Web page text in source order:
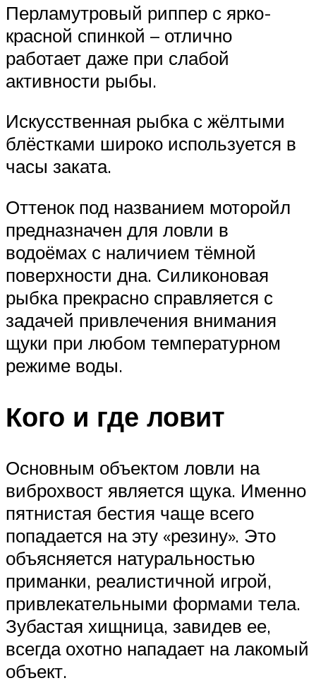
Перламутровый риппер с ярко-
красной спинкой – отлично
работает даже при слабой
активности рыбы.
Искусственная рыбка с жёлтыми
блёстками широко используется в
часы заката.
Оттенок под названием моторойл
предназначен для ловли в
водоёмах с наличием тёмной
поверхности дна. Силиконовая
рыбка прекрасно справляется с
задачей привлечения внимания
щуки при любом температурном
режиме воды.
Кого и где ловит
Основным объектом ловли на
виброхвост является щука. Именно
пятнистая бестия чаще всего
попадается на эту «резину». Это
объясняется натуральностью
приманки, реалистичной игрой,
привлекательными формами тела.
Зубастая хищница, завидев ее,
всегда охотно нападает на лакомый
объект.